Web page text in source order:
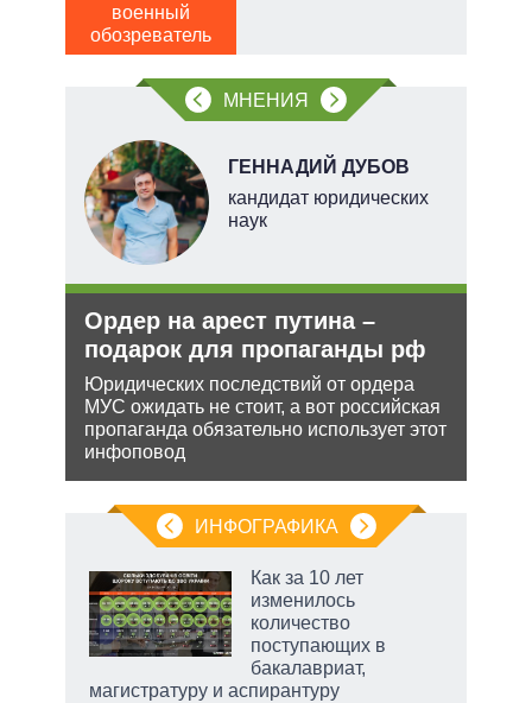
военный
обозреватель
МНЕНИЯ
ГЕННАДИЙ ДУБОВ
кандидат юридических
наук
Ордер на арест путина –
подарок для пропаганды рф
Юридических последствий от ордера
МУС ожидать не стоит, а вот российская
пропаганда обязательно использует этот
инфоповод
ИНФОГРАФИКА
Как за 10 лет
изменилось
количество
поступающих в
бакалавриат,
магистратуру и аспирантуру